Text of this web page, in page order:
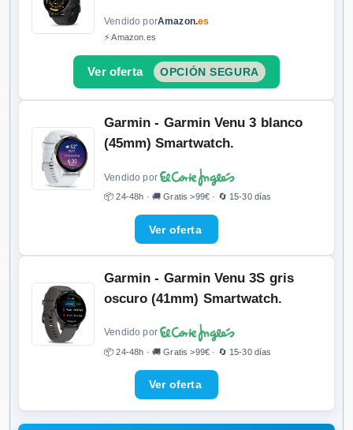
Forma física, más de 30
Aplicaciones Deportivas, 14 días de
autonomía, Negro
Vendido porAmazon.es
⚡ Amazon.es
OPCIÓN SEGURA
Garmin - Garmin Venu 3 blanco
(45mm) Smartwatch.
Vendido por
📦 24-48h · 🚚 Gratis >99€ · 🔄 15-30 días
Garmin - Garmin Venu 3S gris
oscuro (41mm) Smartwatch.
Vendido por
📦 24-48h · 🚚 Gratis >99€ · 🔄 15-30 días